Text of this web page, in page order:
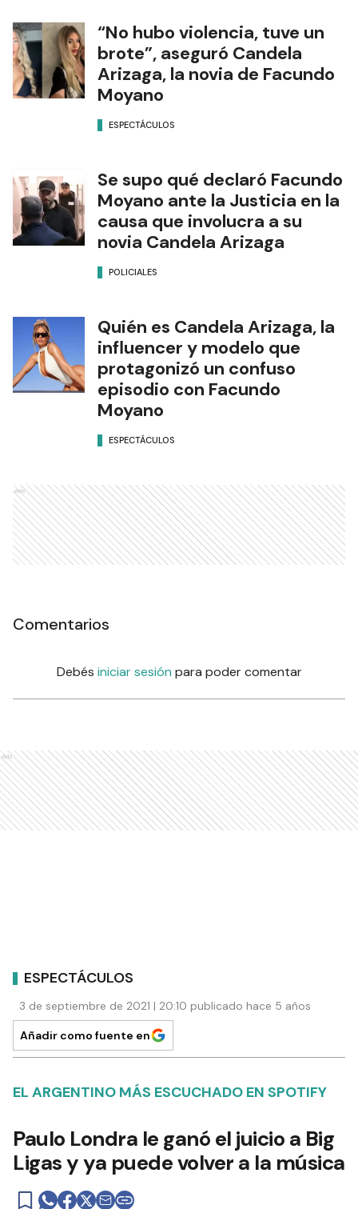
“No hubo violencia, tuve un
brote”, aseguró Candela
Arizaga, la novia de Facundo
Moyano
ESPECTÁCULOS
Se supo qué declaró Facundo
Moyano ante la Justicia en la
causa que involucra a su
novia Candela Arizaga
POLICIALES
Quién es Candela Arizaga, la
influencer y modelo que
protagonizó un confuso
episodio con Facundo
Moyano
ESPECTÁCULOS
Ads
Comentarios
Debés iniciar sesión para poder comentar
Ads
ESPECTÁCULOS
3 de septiembre de 2021 | 20:10 publicado hace 5 años
Añadir como fuente en
EL ARGENTINO MÁS ESCUCHADO EN SPOTIFY
Paulo Londra le ganó el juicio a Big
Ligas y ya puede volver a la música